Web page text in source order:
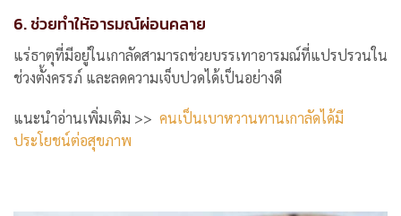
6. ช่วยทำให้อารมณ์ผ่อนคลาย
แร่ธาตุที่มีอยู่ในเกาลัดสามารถช่วยบรรเทาอารมณ์ที่แปรปรวนใน
ช่วงตั้งครรภ์ และลดความเจ็บปวดได้เป็นอย่างดี
แนะนำอ่านเพิ่มเติม >> คนเป็นเบาหวานทานเกาลัดได้มี
ประโยชน์ต่อสุขภาพ